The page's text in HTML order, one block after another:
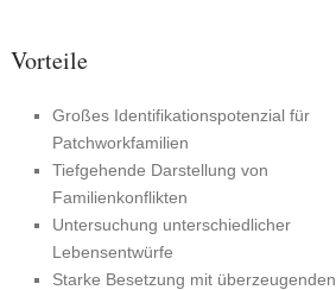
Vorteile
Großes Identifikationspotenzial für
Patchworkfamilien
Tiefgehende Darstellung von
Familienkonflikten
Untersuchung unterschiedlicher
Lebensentwürfe
Starke Besetzung mit überzeugenden